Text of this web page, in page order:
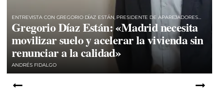
ENTREVISTA CON GREGORIO DÍAZ ESTÁN, PRESIDENTE DE APAREJADORES
MADRID
Gregorio Díaz Están: «Madrid necesita
movilizar suelo y acelerar la vivienda sin
renunciar a la calidad»
ANDRÉS FIDALGO